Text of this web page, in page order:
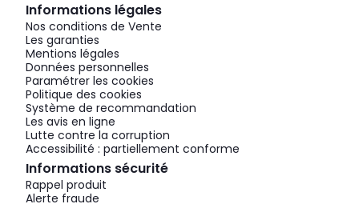
Informations légales
Nos conditions de Vente
Les garanties
Mentions légales
Données personnelles
Paramétrer les cookies
Politique des cookies
Système de recommandation
Les avis en ligne
Lutte contre la corruption
Accessibilité : partiellement conforme
Informations sécurité
Rappel produit
Alerte fraude